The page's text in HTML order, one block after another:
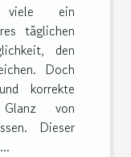
viele ein
täglichen
den
Doch
korrekte
von
Dieser